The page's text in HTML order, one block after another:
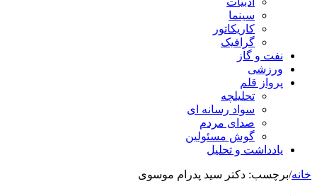
سینما
کاریکاتور
گرافیک
نفت و گاز
ورزشی
پرواز قلم
تحلیلچه
سواد رسانه ای
صدای مردم
گوش مسئولین
یادداشت و تحلیل
خانه/برچسب: دکتر سید پدرام موسوی